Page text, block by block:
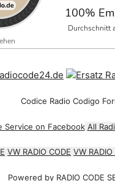
100%
Durchschnitt
Codice Radio Codigo
Service on Facebook All
VW RADIO CODE VW RADIO
Powered by RADIO CODE